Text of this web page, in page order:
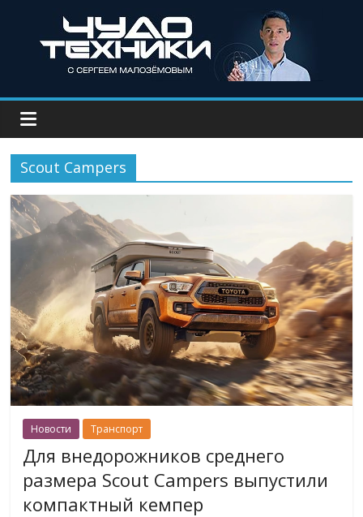
Scout Campers
Новости Транспорт
Для внедорожников среднего
размера Scout Campers выпустили
компактный кемпер